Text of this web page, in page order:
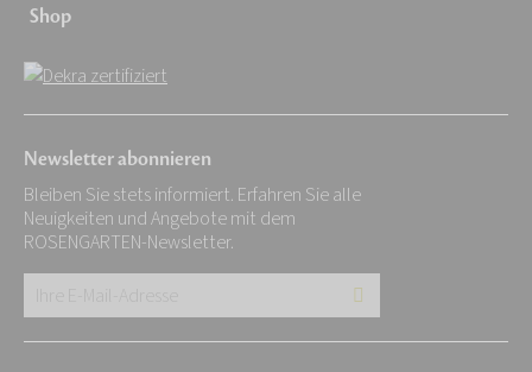
Shop
Newsletter abonnieren
Bleiben Sie stets informiert. Erfahren Sie alle
Neuigkeiten und Angebote mit dem
ROSENGARTEN-Newsletter.
E-